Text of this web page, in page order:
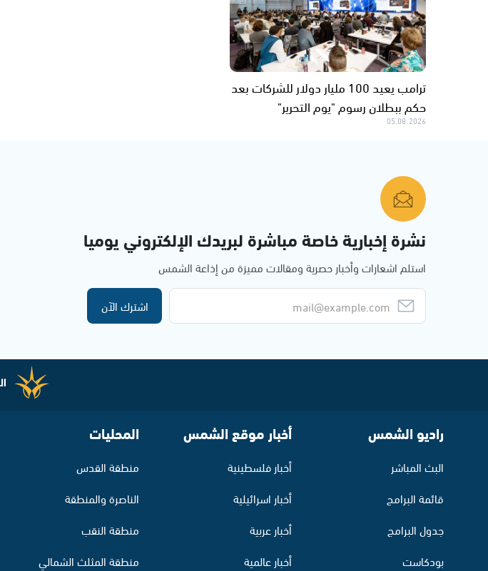
ترامب يعيد 100 مليار دولار للشركات بعد
حكم ببطلان رسوم "يوم التحرير"
05.08.2026
نشرة إخبارية خاصة مباشرة لبريدك الإلكتروني يوميا
استلم اشعارات وأخبار حصرية ومقالات مميزة من إذاعة الشمس
اشترك الآن
راديو الشمس
البث المباشر
قائمة البرامج
جدول البرامج
بودكاست
أخبار موقع الشمس
أخبار فلسطينية
أخبار اسرائيلية
أخبار عربية
أخبار عالمية
المحليات
منطقة القدس
الناصرة والمنطقة
منطقة النقب
منطقة المثلث الشمالي